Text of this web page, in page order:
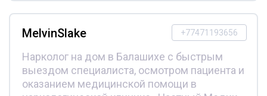
+77471193656
MelvinSlake
Нарколог на дом в Балашихе с быстрым
выездом специалиста, осмотром пациента и
оказанием медицинской помощи в